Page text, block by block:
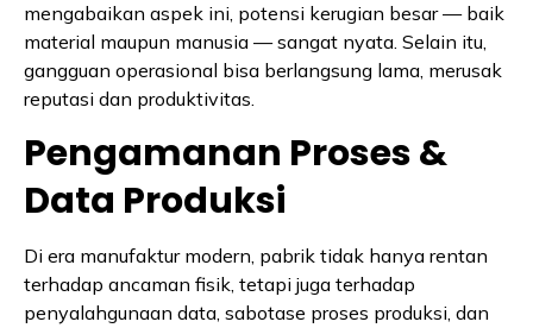
mengabaikan aspek ini, potensi kerugian besar — baik
material maupun manusia — sangat nyata. Selain itu,
gangguan operasional bisa berlangsung lama, merusak
reputasi dan produktivitas.
Pengamanan Proses &
Data Produksi
Di era manufaktur modern, pabrik tidak hanya rentan
terhadap ancaman fisik, tetapi juga terhadap
penyalahgunaan data, sabotase proses produksi, dan